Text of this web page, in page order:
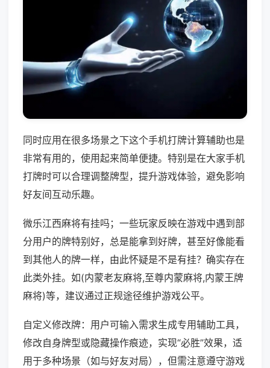
同时应用在很多场景之下这个手机打牌计算辅助也是
非常有用的，使用起来简单便捷。特别是在大家手机
打牌时可以合理调整牌型，提升游戏体验，避免影响
好友间互动乐趣。
微乐江西麻将有挂吗；一些玩家反映在游戏中遇到部
分用户的牌特别好，总是能拿到好牌，甚至好像能看
到其他人的牌一样，由此怀疑是不是有挂？确实存在
此类外挂。如(内蒙老友麻将,至尊内蒙麻将,内蒙王牌
麻将)等，建议通过正规途径维护游戏公平。
自定义修改牌：用户可输入需求生成专用辅助工具，
修改自身牌型或隐藏操作痕迹，实现“必胜”效果，适
用于多种场景（如与好友对局），但需注意遵守游戏